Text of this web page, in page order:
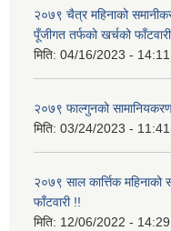
२०७९ चैत्र महिनाको
पूँजीगत तर्फको खर्चको
मिति: 04/16/2023 - 14:11
२०७९ फाल्गुनको
मिति: 03/24/2023 - 11:41
२०७९ साल कार्त्तिक
फाँटवारी !!
मिति: 12/06/2022 - 14:29